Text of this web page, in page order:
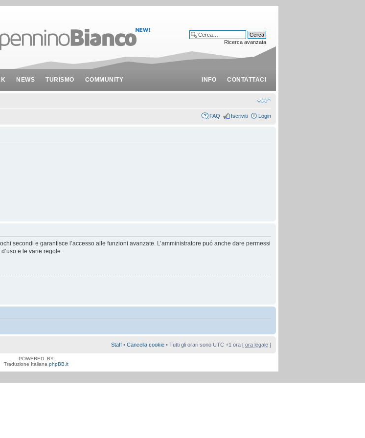
NEWS TURISMO COMMUNITY INFO CONTATTACI
Ricerca avanzata
FAQ Iscriviti Login
secondi e garantisce l’accesso alle funzioni avanzate. L’amministratore puó anche dare permessi
e le varie regole.
Staff • Cancella cookie • Tutti gli orari sono UTC +1 ora [ ora legale ]
POWERED_BY
Traduzione Italiana phpBB.it